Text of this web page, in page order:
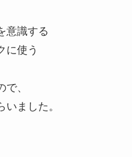
意識する
に使う
、
ました。